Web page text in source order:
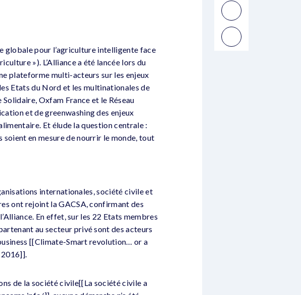
globale pour l’agriculture intelligente face
»). L’Alliance a été lancée lors du
plateforme multi-acteurs sur les enjeux
Etats du Nord et les multinationales de
Oxfam France et le Réseau
et de greenwashing des enjeux
Et élude la question centrale :
en mesure de nourrir le monde, tout
internationales, société civile et
ont rejoint la GACSA, confirmant des
En effet, sur les 22 Etats membres
au secteur privé sont des acteurs
[[Climate-Smart revolution… or a
2016]].
de la société civile[[La société civile a